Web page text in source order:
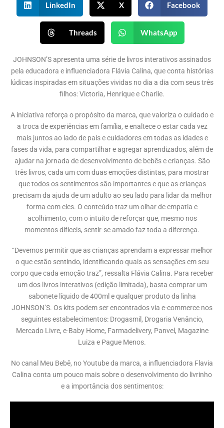
LinkedIn X Facebook
Threads WhatsApp
JOHNSON’S apresenta uma série de livros interativos assinados
pela educadora e influenciadora Flávia Calina, que conta histórias
lúdicas inspiradas em situações vividas no dia a dia com seus três
filhos: Victoria, Henrique e Charlie.
A iniciativa reforça o propósito da marca, que valoriza o cuidado e
a troca de experiências em família, e enaltece o estar cada vez
mais juntos ao lado de pais e cuidadores em todas as idades e
fases da vida, para compartilhar e agregar aprendizados, além de
ajudar na jornada de desenvolvimento de bebês e crianças. São
três livros, cada um com duas emoções distintas, para mostrar
que todos os sentimentos são importantes e que as crianças
precisam da ajuda de um adulto ao seu lado para lidar da melhor
forma com eles. O conteúdo traz um olhar de empatia e
acolhimento, com o intuito de reforçar que, mesmo nos
momentos difíceis, sentir-se amado faz toda a diferença.
“Devemos permitir que as crianças aprendam a expressar melhor
o que estão sentindo, identificando quais as sensações em seu
corpo que cada emoção traz”, ressalta Flávia Calina. Para receber
um dos livros interativos (edição limitada), basta comprar um
sabonete líquido de 400ml e qualquer produto da linha
JOHNSON’S. Os kits podem ser encontrados via e-commerce nos
seguintes estabelecimentos: Drogasmil, Drogaria Venâncio,
Mercado Livre, e-Baby Home, Farmadelivery, Panvel, Magazine
Luiza e Pague Menos.
No canal Meu Bebê, no Youtube da marca, a influenciadora Flavia
Calina conta um pouco mais sobre o desenvolvimento do livrinho
e a importância dos sentimentos: